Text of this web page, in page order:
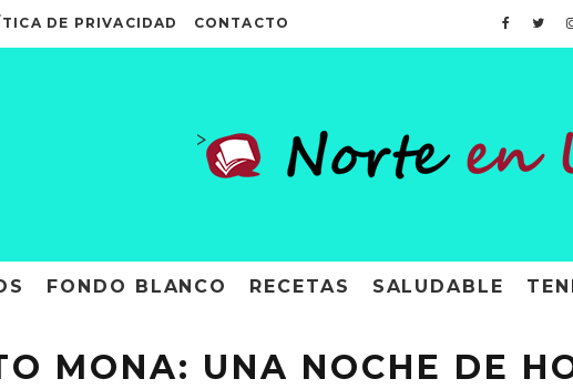
DE PRIVACIDAD CONTACTO
>
FONDO BLANCO RECETAS SALUDABLE
MONA: UNA NOCHE DE